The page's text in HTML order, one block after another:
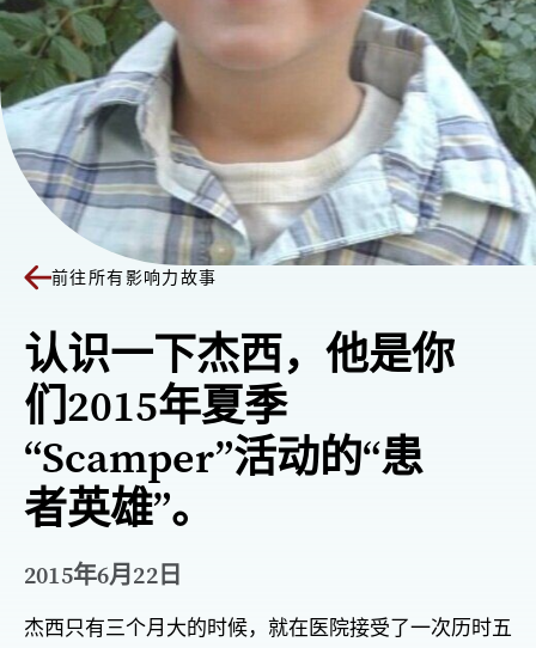
前往所有影响力故事
认识一下杰西，他是你
们2015年夏季
“Scamper”活动的“患
者英雄”。
2015年6月22日
杰西只有三个月大的时候，就在医院接受了一次历时五